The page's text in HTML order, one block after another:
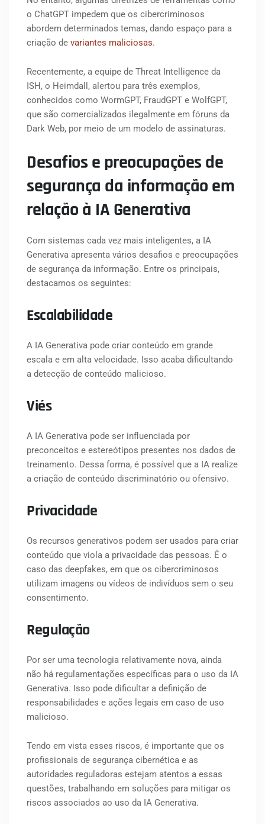
o ChatGPT impedem que os cibercriminosos
abordem determinados temas, dando espaço para a
criação de variantes maliciosas.
Recentemente, a equipe de Threat Intelligence da
ISH, o Heimdall, alertou para três exemplos,
conhecidos como WormGPT, FraudGPT e WolfGPT,
que são comercializados ilegalmente em fóruns da
Dark Web, por meio de um modelo de assinaturas.
Desafios e preocupações de
segurança da informação em
relação à IA Generativa
Com sistemas cada vez mais inteligentes, a IA
Generativa apresenta vários desafios e preocupações
de segurança da informação. Entre os principais,
destacamos os seguintes:
Escalabilidade
A IA Generativa pode criar conteúdo em grande
escala e em alta velocidade. Isso acaba dificultando
a detecção de conteúdo malicioso.
Viés
A IA Generativa pode ser influenciada por
preconceitos e estereótipos presentes nos dados de
treinamento. Dessa forma, é possível que a IA realize
a criação de conteúdo discriminatório ou ofensivo.
Privacidade
Os recursos generativos podem ser usados para criar
conteúdo que viola a privacidade das pessoas. É o
caso das deepfakes, em que os cibercriminosos
utilizam imagens ou vídeos de indivíduos sem o seu
consentimento.
Regulação
Por ser uma tecnologia relativamente nova, ainda
não há regulamentações específicas para o uso da IA
Generativa. Isso pode dificultar a definição de
responsabilidades e ações legais em caso de uso
malicioso.
Tendo em vista esses riscos, é importante que os
profissionais de segurança cibernética e as
autoridades reguladoras estejam atentos a essas
questões, trabalhando em soluções para mitigar os
riscos associados ao uso da IA Generativa.